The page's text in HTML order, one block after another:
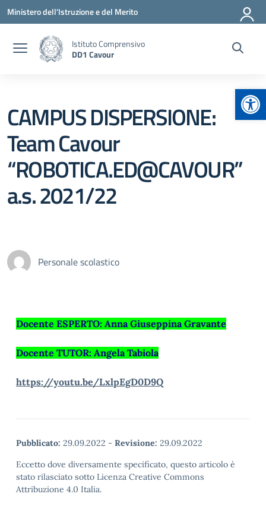
Vai ai contenuti
Vai al menu di navigazione
Vai al footer
Ministero dell'Istruzione e del Merito
Istituto Comprensivo
DD1 Cavour
CAMPUS DISPERSIONE:
Team Cavour
“ROBOTICA.ED@CAVOUR”
a.s. 2021/22
Personale scolastico
Docente ESPERTO: Anna Giuseppina Gravante
Docente TUTOR: Angela Tabiola
https://youtu.be/LxlpEgD0D9Q
Pubblicato: 29.09.2022 - Revisione: 29.09.2022
Eccetto dove diversamente specificato, questo articolo è
stato rilasciato sotto Licenza Creative Commons
Attribuzione 4.0 Italia.